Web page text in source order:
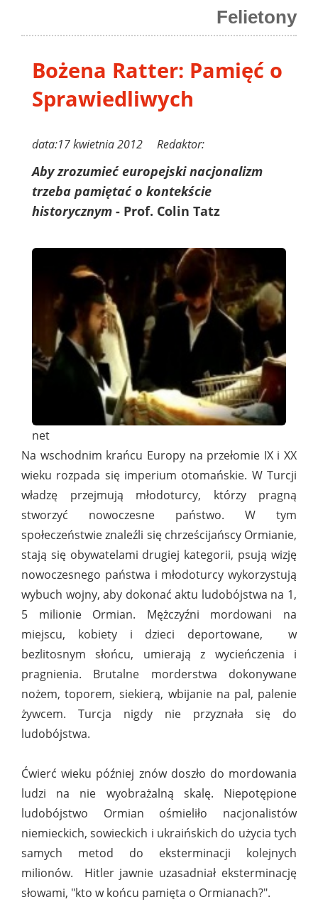
Felietony
Bożena Ratter: Pamięć o
Sprawiedliwych
data:17 kwietnia 2012 Redaktor:
Aby zrozumieć europejski nacjonalizm
trzeba pamiętać o kontekście
historycznym - Prof. Colin Tatz
net
Na wschodnim krańcu Europy na przełomie IX i XX
wieku rozpada się imperium otomańskie. W Turcji
władzę przejmują młodoturcy, którzy pragną
stworzyć nowoczesne państwo. W tym
społeczeństwie znaleźli się chrześcijańscy Ormianie,
stają się obywatelami drugiej kategorii, psują wizję
nowoczesnego państwa i młodoturcy wykorzystują
wybuch wojny, aby dokonać aktu ludobójstwa na 1,
5 milionie Ormian. Mężczyźni mordowani na
miejscu, kobiety i dzieci deportowane, w
bezlitosnym słońcu, umierają z wycieńczenia i
pragnienia. Brutalne morderstwa dokonywane
nożem, toporem, siekierą, wbijanie na pal, palenie
żywcem. Turcja nigdy nie przyznała się do
ludobójstwa.
Ćwierć wieku później znów doszło do mordowania
ludzi na nie wyobrażalną skalę. Niepotępione
ludobójstwo Ormian ośmieliło nacjonalistów
niemieckich, sowieckich i ukraińskich do użycia tych
samych metod do eksterminacji kolejnych
milionów. Hitler jawnie uzasadniał eksterminację
słowami, "kto w końcu pamięta o Ormianach?".